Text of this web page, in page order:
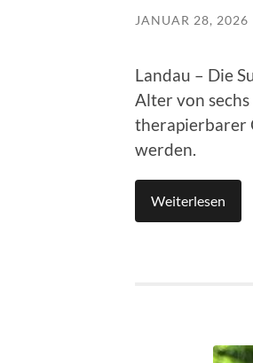
JANUAR 28, 2026
Landau – Die
Alter von
therapierbarer
werden.
Weiterlesen